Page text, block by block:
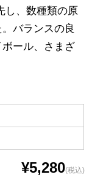
し、数種類の原
バランスの良
ール、さまざ
¥5,280(税込)